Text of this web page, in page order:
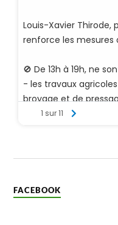
FACEBOOK